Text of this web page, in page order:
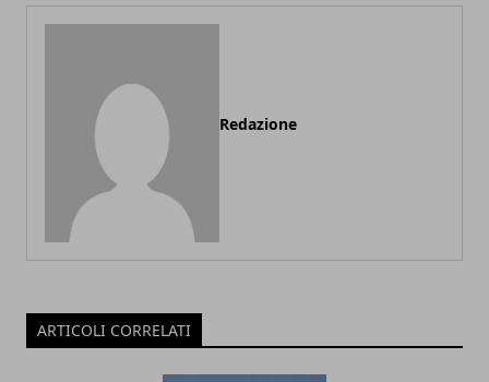
Redazione
ARTICOLI CORRELATI